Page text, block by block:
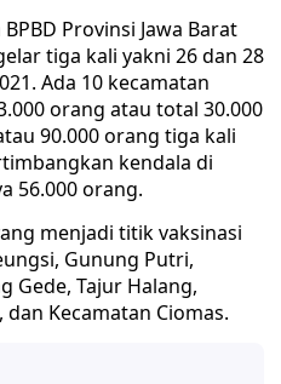
Provinsi Jawa Barat
tiga kali yakni 26 dan 28
Ada 10 kecamatan
orang atau total 30.000
90.000 orang tiga kali
kendala di
56.000 orang.
menjadi titik vaksinasi
Gunung Putri,
Gede, Tajur Halang,
Kecamatan Ciomas.